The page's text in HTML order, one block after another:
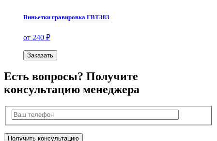
Виньетки гравировка ГВТ383
от 240 ₽
Заказать
Есть вопросы? Получите
консультацию менеджера